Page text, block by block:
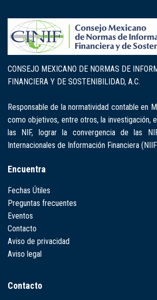
CONSEJO MEXICANO DE NORMAS DE
FINANCIERA Y DE SOSTENIBILIDAD, A.C.
Responsable de la normatividad contable en
como objetivos, entre otros, la investigación,
las NIF, lograr la convergencia de las
Internacionales de Información Financiera
Encuentra
Fechas Útiles
Preguntas frecuentes
Eventos
Contacto
Aviso de privacidad
Aviso legal
Contacto